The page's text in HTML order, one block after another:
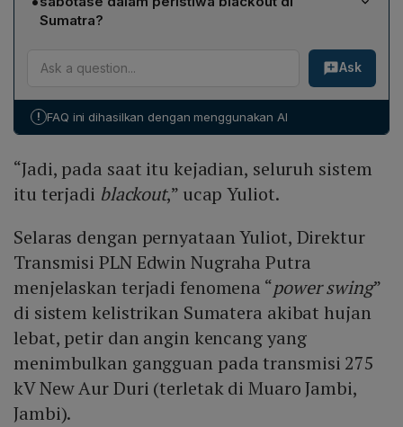
mengakibatkan "trip" sebagai mekanisme keamanan
pelanggan di Jambi, Riau, Sumatera Barat, Sumatera
Sumatra?
Wakabareskrim Polri Irjen Nunung Syaifuddin
mengungkapkan bahwa tim gabungan menemukan
kabel transmisi putus, sementara tower transmisi dalam
temuan awal, putusnya kabel diduga akibat faktor
lebih lanjut masih diperlukan.
Ask
! FAQ ini dihasilkan dengan menggunakan AI
“Jadi, pada saat itu kejadian, seluruh sistem
itu terjadi blackout,” ucap Yuliot.
Selaras dengan pernyataan Yuliot, Direktur
Transmisi PLN Edwin Nugraha Putra
menjelaskan terjadi fenomena “power swing”
di sistem kelistrikan Sumatera akibat hujan
lebat, petir dan angin kencang yang
menimbulkan gangguan pada transmisi 275
kV New Aur Duri (terletak di Muaro Jambi,
Jambi).